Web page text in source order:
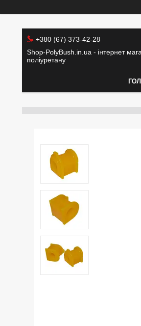
+380 (67) 373-42-28
Shop-PolyBush.in.ua - інтернет
поліуретану